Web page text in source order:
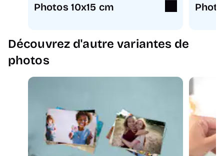
Photos 10x15 cm
Découvrez d'autre variantes de
photos